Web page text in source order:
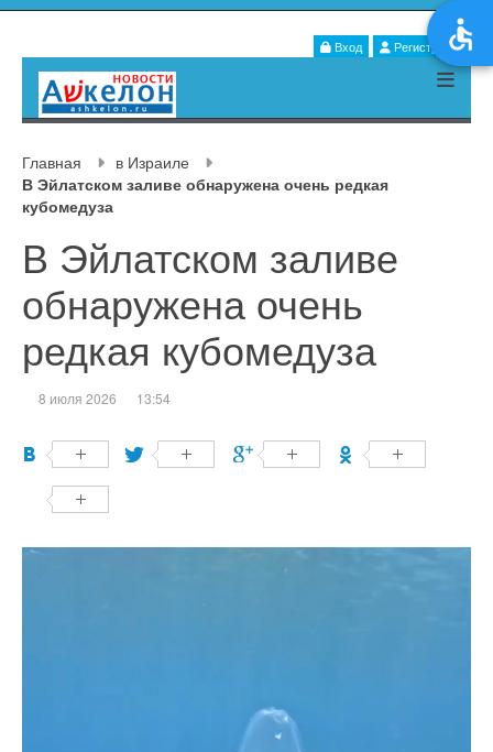
Вход Регистрация
Главная
в Израиле
В Эйлатском заливе обнаружена очень редкая
кубомедуза
В Эйлатском заливе
обнаружена очень
редкая кубомедуза
8 июля 2026 13:54